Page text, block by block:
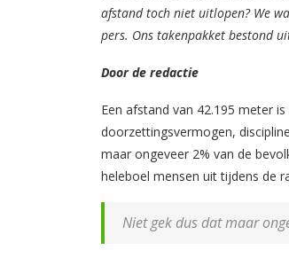
afstand toch niet uitlopen? We
pers. Ons takenpakket bestond
Door de redactie
Een afstand van 42.195 meter
doorzettingsvermogen,
maar ongeveer 2% van de
heleboel mensen uit tijdens de
Niet gek dus dat maar